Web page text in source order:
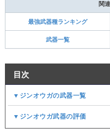
関
最強武器種ランキング
武器一覧
目次
▼ジンオウガの武器一覧
▼ジンオウガ武器の評価